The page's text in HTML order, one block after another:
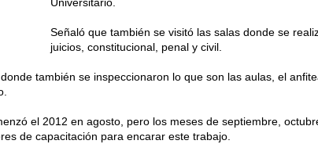
Señaló que también se visitó las salas donde se
juicios, constitucional, penal y civil.
también se inspeccionaron lo que son las aulas, el
el 2012 en agosto, pero los meses de septiembre,
de capacitación para encarar este trabajo.